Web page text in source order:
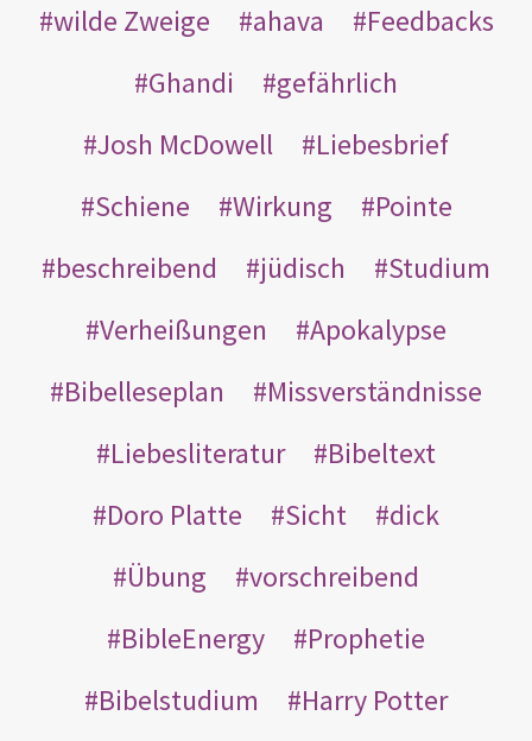
wilde Zweige
ahava
Feedbacks
Ghandi
gefährlich
Josh McDowell
Liebesbrief
Schiene
Wirkung
Pointe
beschreibend
jüdisch
Studium
Verheißungen
Apokalypse
Bibelleseplan
Missverständnisse
Liebesliteratur
Bibeltext
Doro Platte
Sicht
dick
Übung
vorschreibend
BibleEnergy
Prophetie
Bibelstudium
Harry Potter